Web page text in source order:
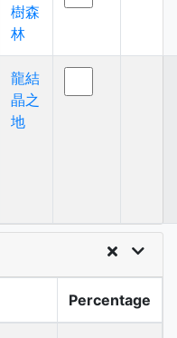
樹森
林
龍結
晶之
地
Percentage